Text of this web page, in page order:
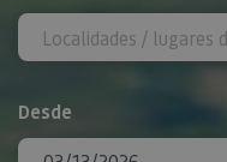
Desde